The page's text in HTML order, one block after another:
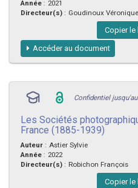
Année : 2021
Directeur(s) : Goudinoux
Copier le
Accéder au document
Confidentiel
Les Sociétés
France (1885-1939)
Auteur : Astier Sylvie
Année : 2022
Directeur(s) : Robichon François
Copier le